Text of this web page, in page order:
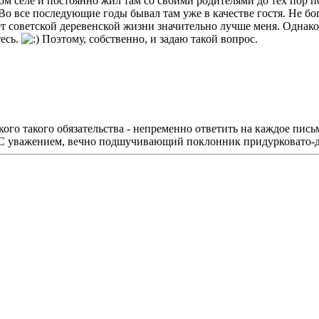
все последующие годы бывал там уже в качестве гостя. Не
деревенской жизни значительно лучше меня.
Поэтому, собственно, и задаю такой вопрос.
такого обязательства - непременно ответить на каждое
вечно подшучивающий поклонник